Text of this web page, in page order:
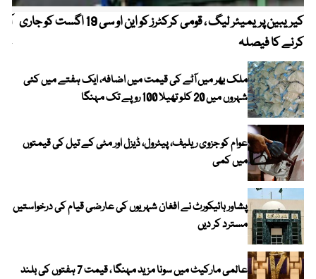
کیریبین پریمیئر لیگ ، قومی کرکٹرز کو این او سی 19 اگست کو جاری
کرنے کا فیصلہ
ملک بھر میں آٹے کی قیمت میں اضافہ، ایک ہفتے میں کئی
شہروں میں 20 کلو تھیلا 100 روپے تک مہنگا
عوام کو جزوی ریلیف، پیٹرول، ڈیزل اور مٹی کے تیل کی قیمتوں
میں کمی
پشاور ہائیکورٹ نے افغان شہریوں کی عارضی قیام کی درخواستیں
مسترد کر دیں
عالمی مارکیٹ میں سونا مزید مہنگا ، قیمت 7 ہفتوں کی بلند